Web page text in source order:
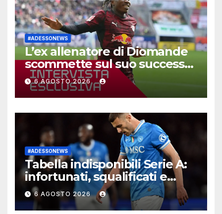
#ADESSONEWS
L’ex allenatore di Diomande
scommette sul suo successo
al Real
6 AGOSTO 2026
#ADESSONEWS
Tabella indisponibili Serie A:
infortunati, squalificati e
diffidati
6 AGOSTO 2026